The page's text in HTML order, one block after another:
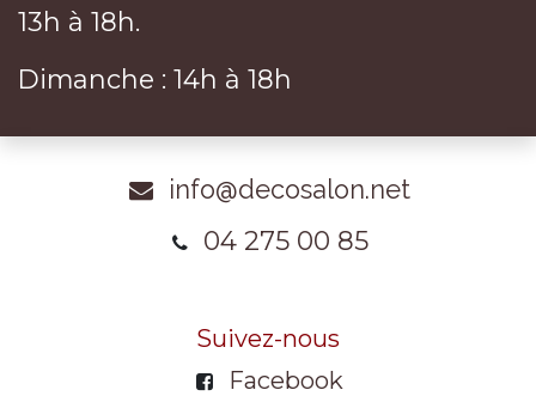
13h à 18h.
Dimanche : 14h à 18h
info@decosalon.net
04 275 00 85
Suivez-nous
Facebook